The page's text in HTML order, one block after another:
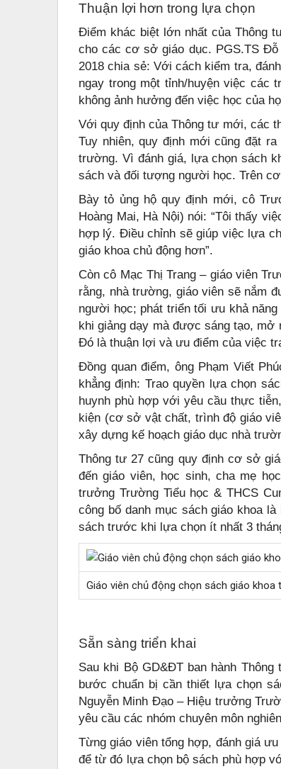
Thuận lợi hơn trong lựa chọn
Điểm khác biệt lớn nhất của Thông
cho các cơ sở giáo dục. PGS.TS
2018 chia sẻ: Với cách kiểm tra,
ngay trong một tỉnh/huyện việc các
không ảnh hưởng đến việc học của
Với quy định của Thông tư mới, các
Tuy nhiên, quy định mới cũng đặt
trường. Vì đánh giá, lựa chọn sách
sách và đối tượng người học. Trên
Bày tỏ ủng hộ quy định mới, cô
Hoàng Mai, Hà Nội) nói: “Tôi thấy
hợp lý. Điều chỉnh sẽ giúp việc lựa
giáo khoa chủ động hơn”.
Còn cô Mạc Thị Trang – giáo viên
rằng, nhà trường, giáo viên sẽ nắm
người học; phát triển tối ưu khả
khi giảng dạy mà được sáng tạo, mở
Đó là thuận lợi và ưu điểm của việc
Đồng quan điểm, ông Phạm Viết
khẳng định: Trao quyền lựa chọn
huynh phù hợp với yêu cầu thực
kiện (cơ sở vật chất, trình độ giáo
xây dựng kế hoạch giáo dục nhà
Thông tư 27 cũng quy định cơ sở
đến giáo viên, học sinh, cha mẹ
trưởng Trường Tiểu học & THCS
công bố danh mục sách giáo khoa
sách trước khi lựa chọn ít nhất 3
Giáo viên chủ động chọn sách giáo
Sẵn sàng triển khai
Sau khi Bộ GD&ĐT ban hành
bước chuẩn bị cần thiết lựa chọn
Nguyễn Minh Đạo – Hiệu trưởng
yêu cầu các nhóm chuyên môn
Từng giáo viên tổng hợp, đánh giá
để từ đó lựa chọn bộ sách phù hợp